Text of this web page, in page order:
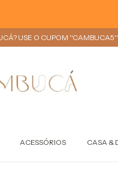
USE O CUPOM ''CAMBUCA5''
ACESSÓRIOS CASA &